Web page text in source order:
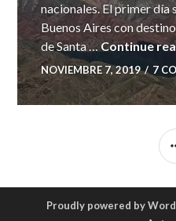
nacionales. El primer día
Buenos Aires con
de Santa …Continue
NOVIEMBRE 7, 2019 7
Proudly powered by